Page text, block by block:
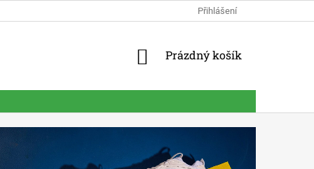
Přihlášení
NÁKUPNÍ
Prázdný košík